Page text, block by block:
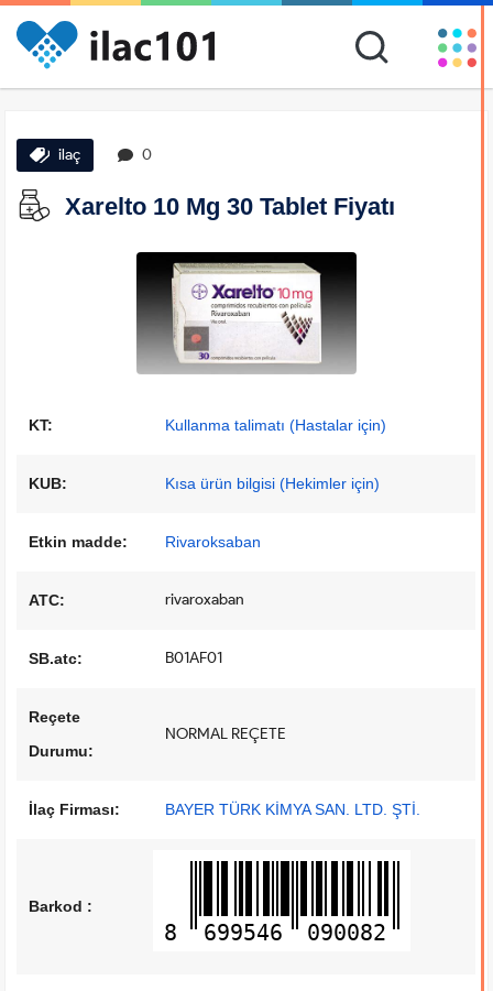
ilaç 0
Xarelto 10 Mg 30 Tablet Fiyatı
KT: Kullanma talimatı (Hastalar için)
KUB: Kısa ürün bilgisi (Hekimler için)
Etkin madde: Rivaroksaban
ATC: rivaroxaban
SB.atc: B01AF01
Reçete
Durumu:
NORMAL REÇETE
İlaç Firması: BAYER TÜRK KİMYA SAN. LTD. ŞTİ.
Barkod :
8 699546 090082